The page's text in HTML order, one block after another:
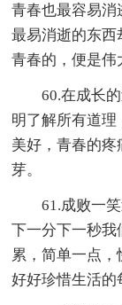
青春也最容易消
最易消逝的东西
青春的，便是伟
60.在成长的
明了解所有道
美好，青春的
芽。
61.成败一笑
下一分下一秒我
累，简单一点，
好好珍惜生活的